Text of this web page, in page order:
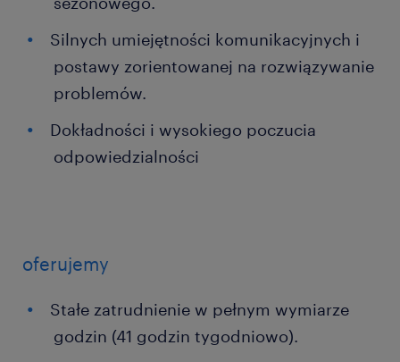
Silnych umiejętności komunikacyjnych i
postawy zorientowanej na rozwiązywanie
problemów.
Dokładności i wysokiego poczucia
odpowiedzialności
oferujemy
Stałe zatrudnienie w pełnym wymiarze
godzin (41 godzin tygodniowo).